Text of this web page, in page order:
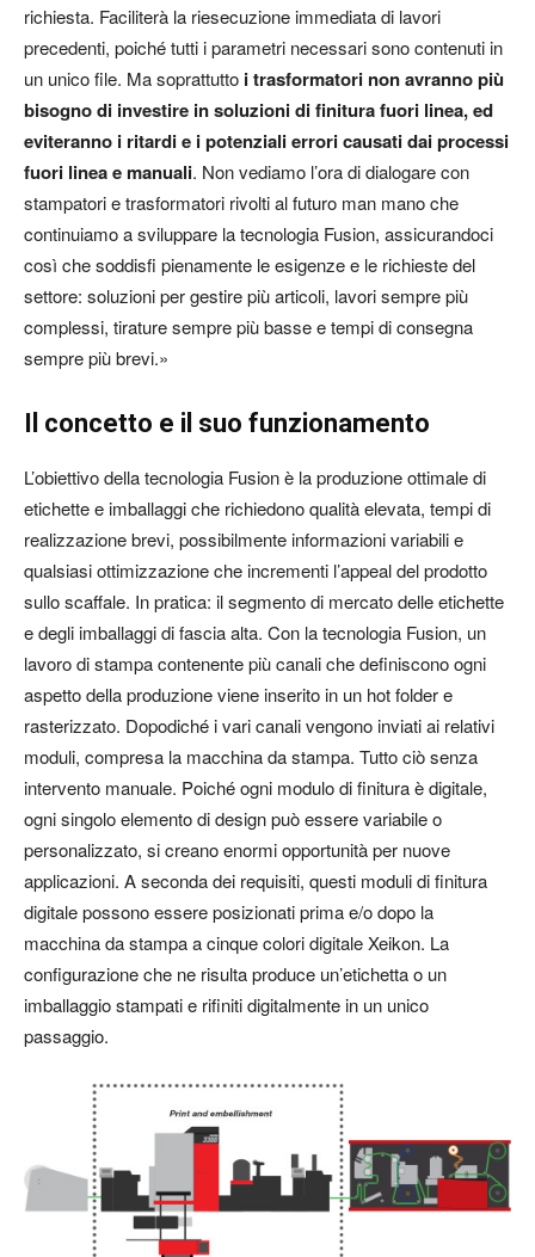
richiesta. Faciliterà la riesecuzione immediata di lavori
precedenti, poiché tutti i parametri necessari sono contenuti in
un unico file. Ma soprattutto i trasformatori non avranno più
bisogno di investire in soluzioni di finitura fuori linea, ed
eviteranno i ritardi e i potenziali errori causati dai processi
fuori linea e manuali. Non vediamo l’ora di dialogare con
stampatori e trasformatori rivolti al futuro man mano che
continuiamo a sviluppare la tecnologia Fusion, assicurandoci
così che soddisfi pienamente le esigenze e le richieste del
settore: soluzioni per gestire più articoli, lavori sempre più
complessi, tirature sempre più basse e tempi di consegna
sempre più brevi.»
Il concetto e il suo funzionamento
L’obiettivo della tecnologia Fusion è la produzione ottimale di
etichette e imballaggi che richiedono qualità elevata, tempi di
realizzazione brevi, possibilmente informazioni variabili e
qualsiasi ottimizzazione che incrementi l’appeal del prodotto
sullo scaffale. In pratica: il segmento di mercato delle etichette
e degli imballaggi di fascia alta. Con la tecnologia Fusion, un
lavoro di stampa contenente più canali che definiscono ogni
aspetto della produzione viene inserito in un hot folder e
rasterizzato. Dopodiché i vari canali vengono inviati ai relativi
moduli, compresa la macchina da stampa. Tutto ciò senza
intervento manuale. Poiché ogni modulo di finitura è digitale,
ogni singolo elemento di design può essere variabile o
personalizzato, si creano enormi opportunità per nuove
applicazioni. A seconda dei requisiti, questi moduli di finitura
digitale possono essere posizionati prima e/o dopo la
macchina da stampa a cinque colori digitale Xeikon. La
configurazione che ne risulta produce un’etichetta o un
imballaggio stampati e rifiniti digitalmente in un unico
passaggio.